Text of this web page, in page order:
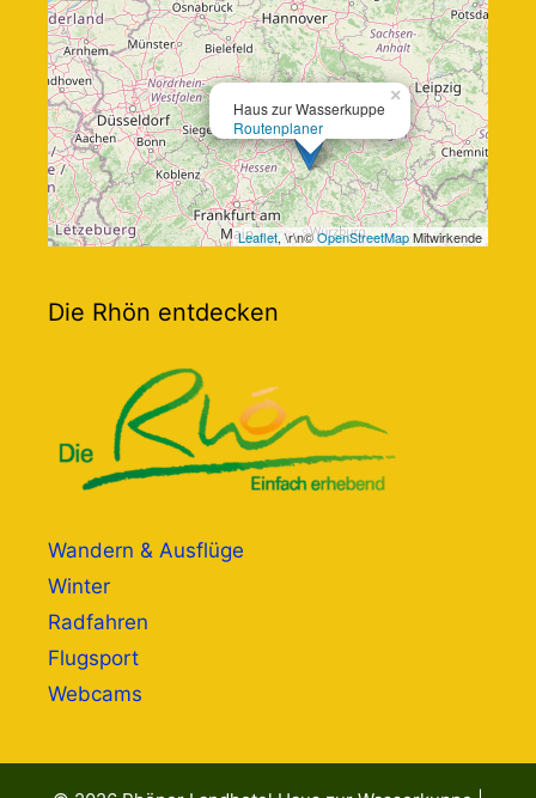
Haus zur Wasserkuppe
Routenplaner
×
Leaflet, \r\n©OpenStreetMapMitwirkende
Die Rhön entdecken
Wandern & Ausflüge
Winter
Radfahren
Flugsport
Webcams